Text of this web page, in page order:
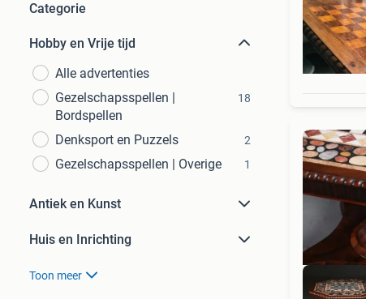
Categorie
Hobby en Vrije tijd
Alle advertenties
Gezelschapsspellen |
Bordspellen
18
Denksport en Puzzels 2
Gezelschapsspellen | Overige 1
Antiek en Kunst
Huis en Inrichting
Toon meer